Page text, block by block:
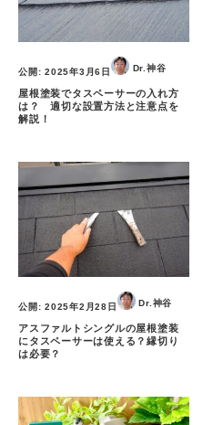
公開: 2025年3月6日 Dr.神谷
屋根塗装でタスペーサーの入れ方
は？ 適切な設置方法と注意点を
解説！
公開: 2025年2月28日 Dr.神谷
アスファルトシングルの屋根塗装
にタスペーサーは使える？縁切り
は必要？